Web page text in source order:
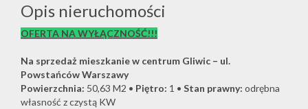
Opis nieruchomości
OFERTA NA WYŁĄCZNOŚĆ!!!
Na sprzedaż mieszkanie w centrum Gliwic – ul.
Powstańców Warszawy
Powierzchnia: 50,63 M2 • Piętro: 1 • Stan prawny: odrębna
własność z czystą KW